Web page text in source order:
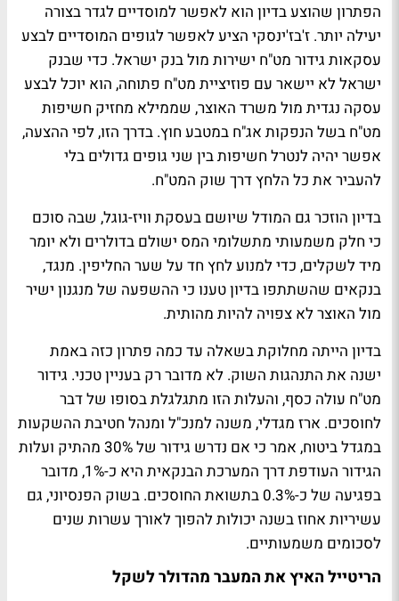
הפתרון שהוצע בדיון הוא לאפשר למוסדיים לגדר בצורה
יעילה יותר. ז'בז'ינסקי הציע לאפשר לגופים המוסדיים לבצע
עסקאות גידור מט"ח ישירות מול בנק ישראל. כדי שבנק
ישראל לא יישאר עם פוזיציית מט"ח פתוחה, הוא יוכל לבצע
עסקה נגדית מול משרד האוצר, שממילא מחזיק חשיפות
מט"ח בשל הנפקות אג"ח במטבע חוץ. בדרך הזו, לפי ההצעה,
אפשר יהיה לנטרל חשיפות בין שני גופים גדולים בלי
להעביר את כל הלחץ דרך שוק המט"ח.
בדיון הוזכר גם המודל שיושם בעסקת וויז-גוגל, שבה סוכם
כי חלק משמעותי מתשלומי המס ישולם בדולרים ולא יומר
מיד לשקלים, כדי למנוע לחץ חד על שער החליפין. מנגד,
בנקאים שהשתתפו בדיון טענו כי ההשפעה של מנגנון ישיר
מול האוצר לא צפויה להיות מהותית.
בדיון הייתה מחלוקת בשאלה עד כמה פתרון כזה באמת
ישנה את התנהגות השוק. לא מדובר רק בעניין טכני. גידור
מט"ח עולה כסף, והעלות הזו מתגלגלת בסופו של דבר
לחוסכים. ארז מגדלי, משנה למנכ"ל ומנהל חטיבת ההשקעות
במגדל ביטוח, אמר כי אם נדרש גידור של 30% מהתיק ועלות
הגידור העודפת דרך המערכת הבנקאית היא כ-1%, מדובר
בפגיעה של כ-0.3% בתשואת החוסכים. בשוק הפנסיוני, גם
עשיריות אחוז בשנה יכולות להפוך לאורך עשרות שנים
לסכומים משמעותיים.
הריטייל האיץ את המעבר מהדולר לשקל